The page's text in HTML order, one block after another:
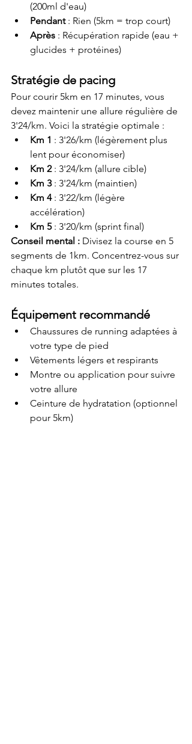
(200ml d'eau)
Pendant : Rien (5km = trop court)
Après : Récupération rapide (eau +
glucides + protéines)
Stratégie de pacing
Pour courir 5km en 17 minutes, vous
devez maintenir une allure régulière de
3'24/km. Voici la stratégie optimale :
Km 1 : 3'26/km (légèrement plus
lent pour économiser)
Km 2 : 3'24/km (allure cible)
Km 3 : 3'24/km (maintien)
Km 4 : 3'22/km (légère
accélération)
Km 5 : 3'20/km (sprint final)
Conseil mental : Divisez la course en 5
segments de 1km. Concentrez-vous sur
chaque km plutôt que sur les 17
minutes totales.
Équipement recommandé
Chaussures de running adaptées à
votre type de pied
Vêtements légers et respirants
Montre ou application pour suivre
votre allure
Ceinture de hydratation (optionnel
pour 5km)